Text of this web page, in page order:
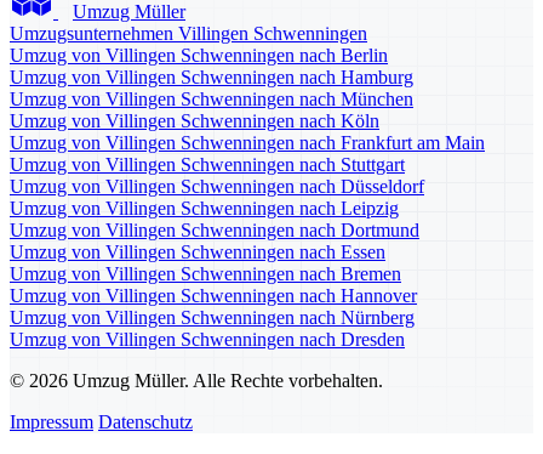
Umzug Müller
Umzugsunternehmen Villingen Schwenningen
Umzug von Villingen Schwenningen nach Berlin
Umzug von Villingen Schwenningen nach Hamburg
Umzug von Villingen Schwenningen nach München
Umzug von Villingen Schwenningen nach Köln
Umzug von Villingen Schwenningen nach Frankfurt am Main
Umzug von Villingen Schwenningen nach Stuttgart
Umzug von Villingen Schwenningen nach Düsseldorf
Umzug von Villingen Schwenningen nach Leipzig
Umzug von Villingen Schwenningen nach Dortmund
Umzug von Villingen Schwenningen nach Essen
Umzug von Villingen Schwenningen nach Bremen
Umzug von Villingen Schwenningen nach Hannover
Umzug von Villingen Schwenningen nach Nürnberg
Umzug von Villingen Schwenningen nach Dresden
© 2026 Umzug Müller. Alle Rechte vorbehalten.
Impressum Datenschutz